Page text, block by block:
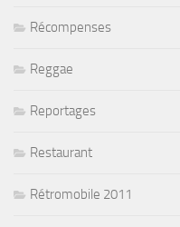
Récompenses
Reggae
Reportages
Restaurant
Rétromobile 2011